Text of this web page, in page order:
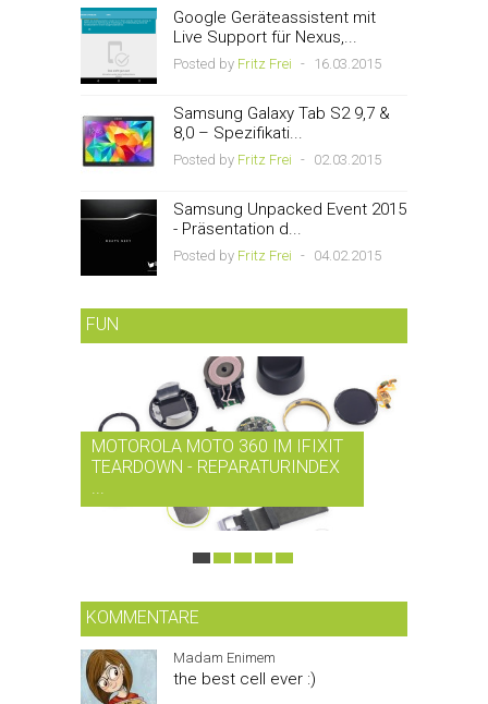
Google Geräteassistent mit
Live Support für Nexus,...
Posted by Fritz Frei - 16.03.2015
Samsung Galaxy Tab S2 9,7 &
8,0 – Spezifikati...
Posted by Fritz Frei - 02.03.2015
Samsung Unpacked Event 2015
- Präsentation d...
Posted by Fritz Frei - 04.02.2015
FUN
MOTOROLA MOTO 360 IM IFIXIT
TEARDOWN - REPARATURINDEX
...
KOMMENTARE
Madam Enimem
the best cell ever :)